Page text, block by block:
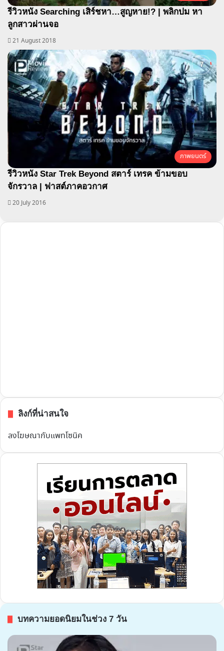
รีวิวหนัง Searching เสิร์ชหา…สูญหาย!? | พลิกปม หา
ลูกสาวผ่านจอ
21 August 2018
ภาพยนตร์
รีวิวหนัง Star Trek Beyond สตาร์ เทรค ข้ามขอบ
จักรวาล | ฟาสต์ภาคอวกาศ
20 July 2016
ลิงก์ที่น่าสนใจ
ลงโฆษณากับแพทโซนิค
บทความยอดนิยมในช่วง 7 วัน